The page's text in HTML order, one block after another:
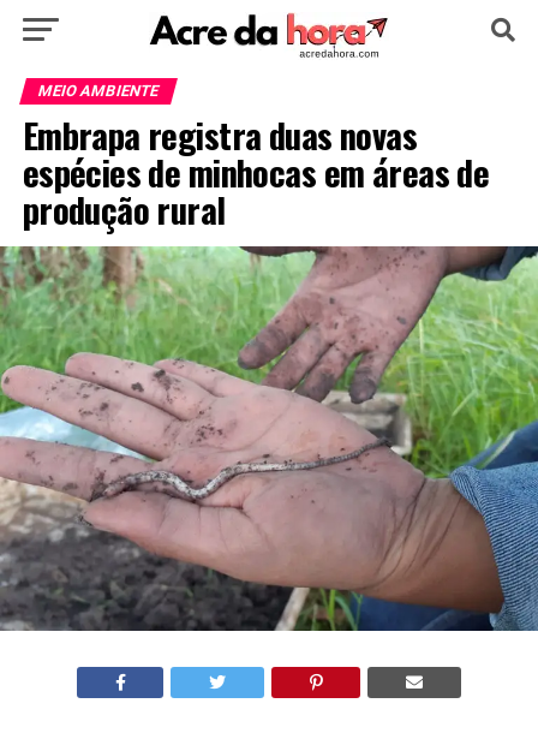
HOME POLÍTICA
EDUCAÇÃO NOTÍCIA MUNDO
MEIO AMBIENTE
Embrapa registra duas novas
espécies de minhocas em áreas de
produção rural